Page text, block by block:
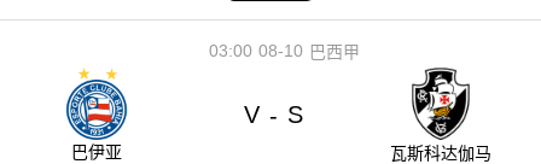
08-10
03:00 巴西甲
巴伊亚
V - S
瓦斯科达伽马